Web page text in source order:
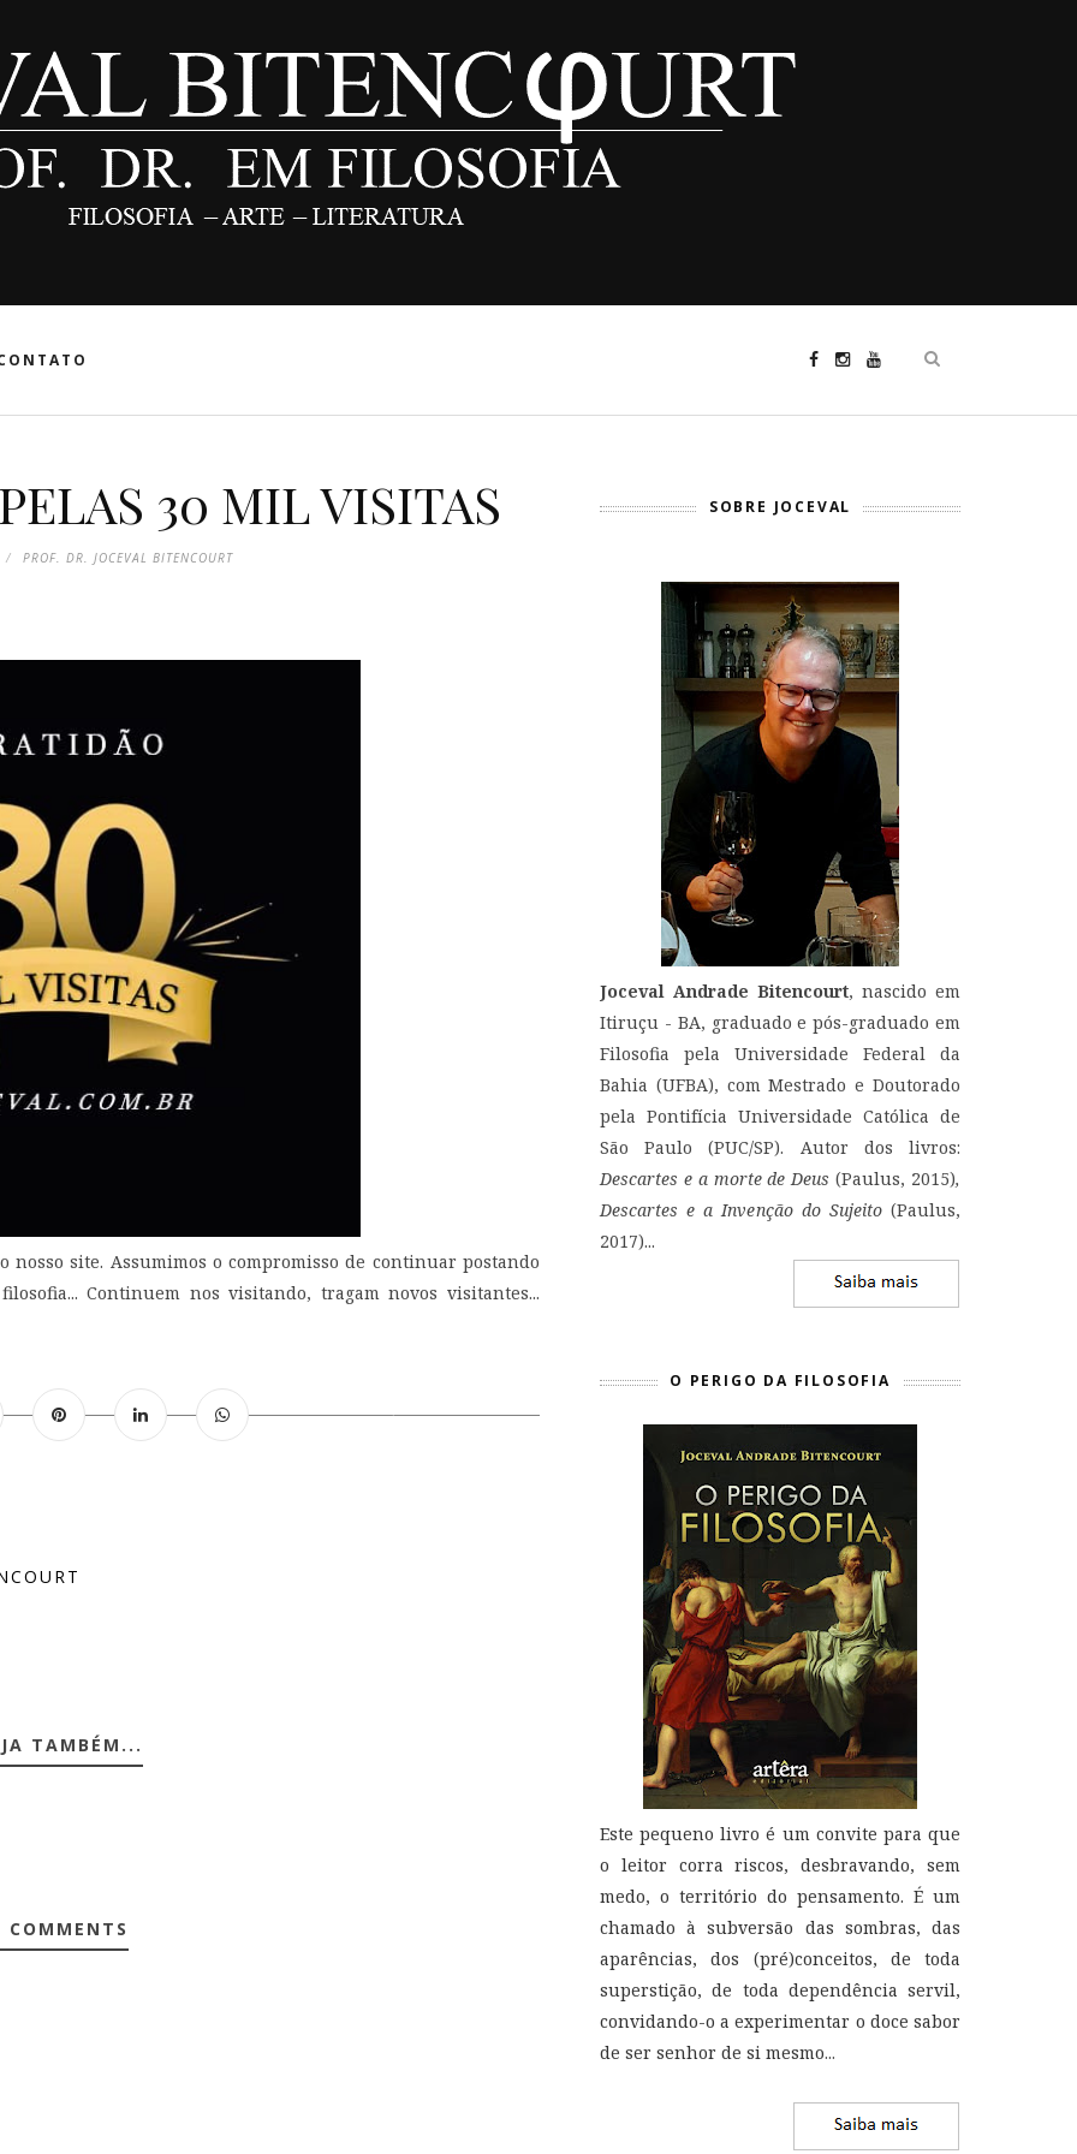
30 MIL VISITAS
PROF. DR. JOCEVAL BITENCOURT
nosso site. Assumimos o compromisso de continuar postando
Continuem nos visitando, tragam novos visitantes...
TAMBÉM...
COMMENTS
SOBRE JOCEVAL
Joceval Andrade Bitencourt, nascido em
Itiruçu - BA, graduado e pós-graduado em
Filosofia pela Universidade Federal da
Bahia (UFBA), com Mestrado e Doutorado
pela Pontifícia Universidade Católica de
São Paulo (PUC/SP). Autor dos livros:
Descartes e a morte de Deus(Paulus, 2015),
Descartes e a Invenção do Sujeito (Paulus,
2017)...
O PERIGO DA FILOSOFIA
Este pequeno livro é um convite para que
o leitor corra riscos, desbravando, sem
medo, o território do pensamento. É um
chamado à subversão das sombras, das
aparências, dos (pré)conceitos, de toda
superstição, de toda dependência servil,
convidando-o a experimentar o doce sabor
de ser senhor de si mesmo...